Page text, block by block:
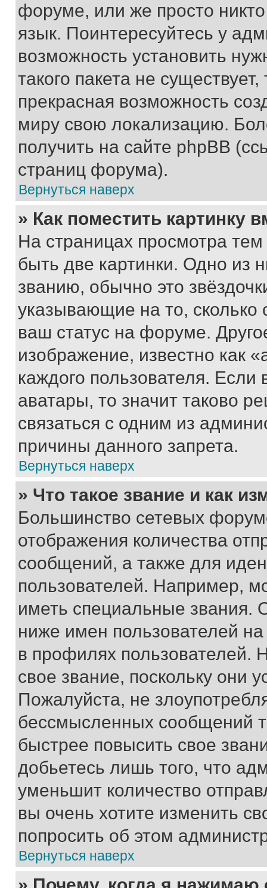
форуме, или же просто
язык. Поинтересуйтесь у
возможность установить
такого пакета не
прекрасная возможность
миру свою локализацию.
получить на сайте phpBB
страниц форума).
Вернуться наверх
» Как поместить картинку
На страницах просмотра
быть две картинки. Одно из
званию, обычно это
указывающие на то,
ваш статус на форуме.
изображение, известно как
каждого пользователя.
аватары, то значит таково
связаться с одним из
причины данного запрета.
Вернуться наверх
» Что такое звание и как
Большинство сетевых
отображения количества
сообщений, а также для
пользователей. Например,
иметь специальные звания.
ниже имен пользователей
в профилях
свое звание, поскольку они
Пожалуйста, не
бессмысленных сообщений
быстрее повысить свое
добьетесь лишь того, что
уменьшит количество
вы очень хотите изменить
попросить об этом
Вернуться наверх